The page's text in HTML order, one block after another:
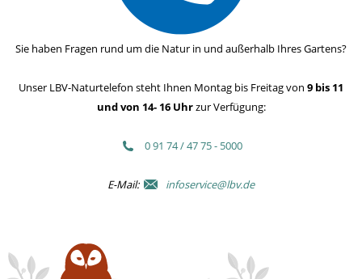
Sie haben Fragen rund um die Natur in und außerhalb Ihres Gartens?
Unser LBV-Naturtelefon steht Ihnen Montag bis Freitag von 9 bis 11
und von 14- 16 Uhrzur Verfügung:
0 91 74 / 47 75 - 5000
E-Mail: infoservice@lbv.de